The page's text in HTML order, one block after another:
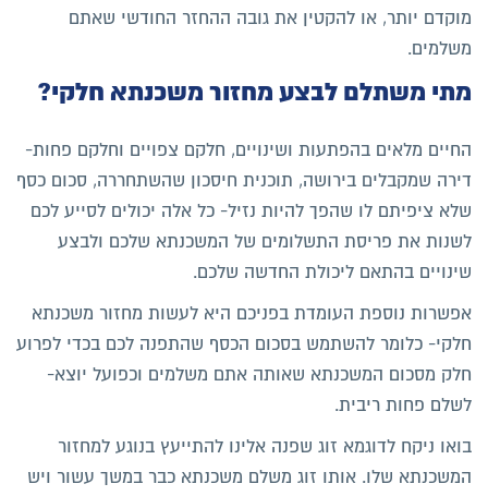
מוקדם יותר, או להקטין את גובה ההחזר החודשי שאתם
משלמים.
מתי משתלם לבצע מחזור משכנתא חלקי?
החיים מלאים בהפתעות ושינויים, חלקם צפויים וחלקם פחות-
דירה שמקבלים בירושה, תוכנית חיסכון שהשתחררה, סכום כסף
שלא ציפיתם לו שהפך להיות נזיל- כל אלה יכולים לסייע לכם
לשנות את פריסת התשלומים של המשכנתא שלכם ולבצע
שינויים בהתאם ליכולת החדשה שלכם.
אפשרות נוספת העומדת בפניכם היא לעשות מחזור משכנתא
חלקי- כלומר להשתמש בסכום הכסף שהתפנה לכם בכדי לפרוע
חלק מסכום המשכנתא שאותה אתם משלמים וכפועל יוצא-
לשלם פחות ריבית.
בואו ניקח לדוגמא זוג שפנה אלינו להתייעץ בנוגע למחזור
המשכנתא שלו. אותו זוג משלם משכנתא כבר במשך עשור ויש